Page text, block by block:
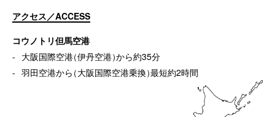
アクセス／ACCESS
コウノトリ但馬空港
大阪国際空港（伊丹空港）から約35分
羽田空港から（大阪国際空港乗換）最短約2時間